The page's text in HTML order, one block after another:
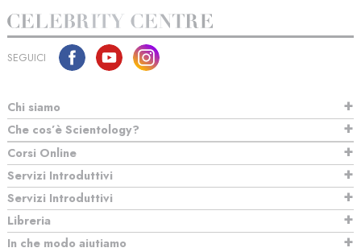
SEGUICI
Chi siamo
Che cos’è Scientology?
Corsi Online
Servizi Introduttivi
Servizi Introduttivi
Libreria
In che modo aiutiamo